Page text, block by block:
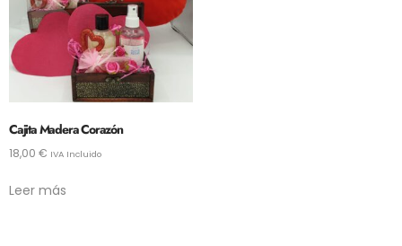
Cajita Madera Corazón
18,00 € IVA Incluido
Leer más